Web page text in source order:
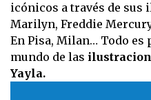
icónicos a través de
Marilyn, Freddie
En Pisa, Milan… Todo
mundo de las
Yayla.